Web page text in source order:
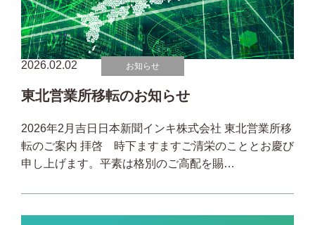
2026.02.02 お知らせ
東北営業所移転のお知らせ
2026年2月吉日日本新聞インキ株式会社 東北営業所移
転のご案内 拝啓 時下ますますご清栄のこととお慶び
申し上げます。平素は格別のご高配を賜…